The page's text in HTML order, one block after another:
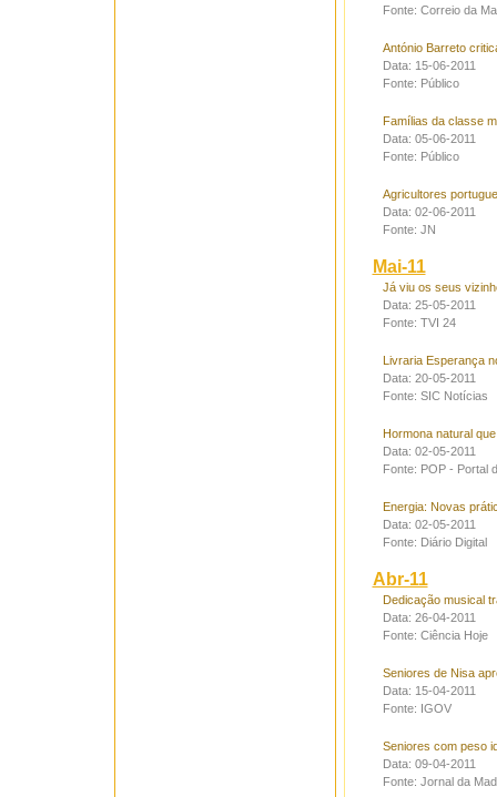
Fonte: Correio da
António Barreto
Data: 15-06-2011
Fonte: Público
Famílias da classe
Data: 05-06-2011
Fonte: Público
Agricultores
Data: 02-06-2011
Fonte: JN
Mai-11
Já viu os seus
Data: 25-05-2011
Fonte: TVI 24
Livraria Esperança
Data: 20-05-2011
Fonte: SIC Notícias
Hormona natural
Data: 02-05-2011
Fonte: POP - Portal
Energia: Novas
Data: 02-05-2011
Fonte: Diário Digital
Abr-11
Dedicação musical
Data: 26-04-2011
Fonte: Ciência Hoje
Seniores de Nisa
Data: 15-04-2011
Fonte: IGOV
Seniores com peso
Data: 09-04-2011
Fonte: Jornal da